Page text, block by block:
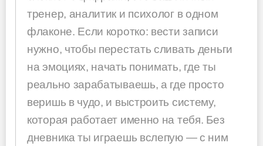
тренер, аналитик и психолог в одном
флаконе. Если коротко: вести записи
нужно, чтобы перестать сливать деньги
на эмоциях, начать понимать, где ты
реально зарабатываешь, а где просто
веришь в чудо, и выстроить систему,
которая работает именно на тебя. Без
дневника ты играешь вслепую — с ним